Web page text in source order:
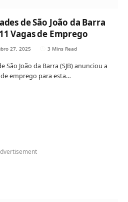
de São João da Barra
Vagas de Emprego
27, 2025 3 Mins Read
João da Barra (SJB) anunciou a
emprego para esta…